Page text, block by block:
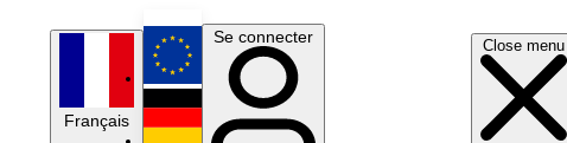
Close menu
Français
English
Se connecter